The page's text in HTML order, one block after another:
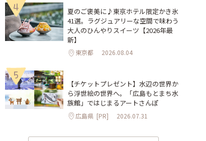
4
夏のご褒美に♪東京ホテル限定かき氷
41選。ラグジュアリーな空間で味わう
大人のひんやりスイーツ【2026年最
新】
東京都 2026.08.04
5
【チケットプレゼント】水辺の世界か
ら浮世絵の世界へ。「広島もとまち水
族館」ではじまるアートさんぽ
広島県 [PR] 2026.07.31